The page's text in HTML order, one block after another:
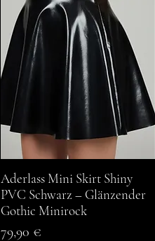
Schnellansicht
Aderlass Mini Skirt Shiny
PVC Schwarz – Glänzender
Gothic Minirock
Preis
79,90 €